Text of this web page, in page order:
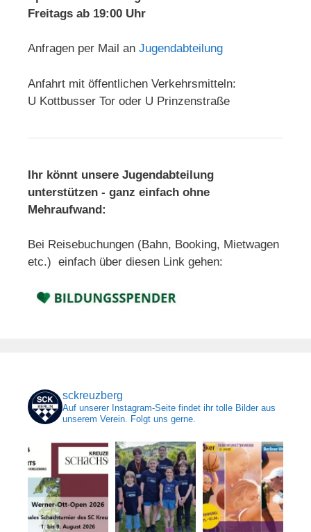
Freitags ab 19:00 Uhr
Anfragen per Mail an Jugendabteilung
Anfahrt mit öffentlichen Verkehrsmitteln:
U Kottbusser Tor oder U Prinzenstraße
Ihr könnt unsere Jugendabteilung
unterstützen - ganz einfach ohne
Mehraufwand:
Bei Reisebuchungen (Bahn, Booking, Mietwagen
etc.) einfach über diesen Link gehen:
sckreuzberg
Auf unserer Instagram-Seite findet ihr tolle Bilder aus
unserem Verein. Folgt uns gerne.